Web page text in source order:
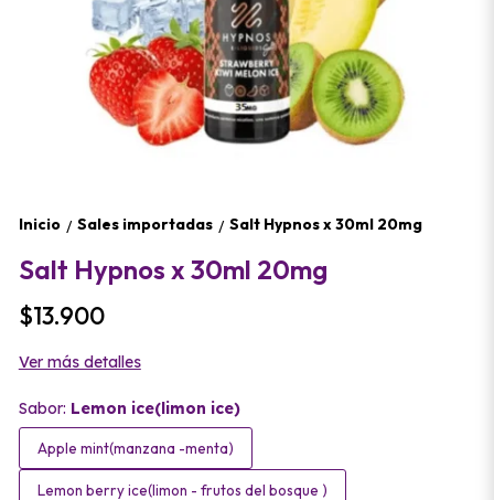
Inicio / Sales importadas / Salt Hypnos x 30ml 20mg
Salt Hypnos x 30ml 20mg
$13.900
Ver más detalles
Sabor: Lemon ice(limon ice)
Apple mint(manzana -menta)
Lemon berry ice(limon - frutos del bosque )